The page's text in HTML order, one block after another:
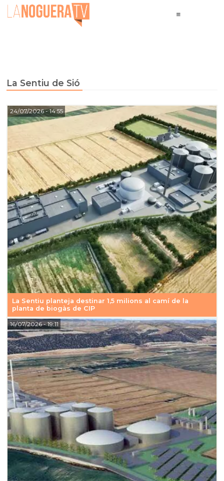
La Sentiu de Sió
La Sentiu planteja destinar 1,5 milions al camí de la
planta de biogàs de CIP
24/07/2026- 14:55
16/07/2026- 19:11